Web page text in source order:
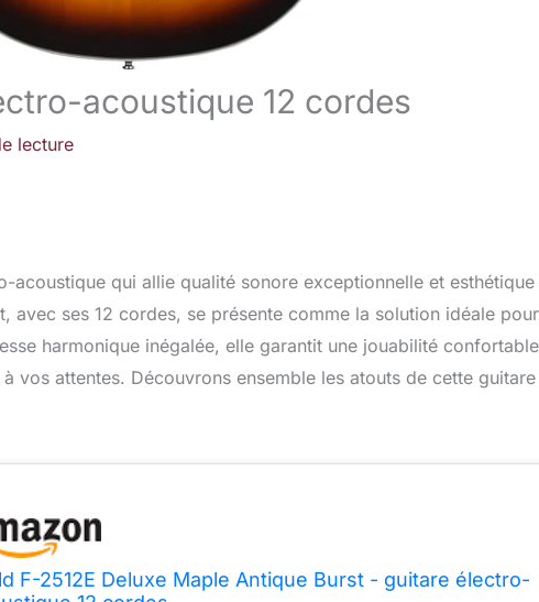
acoustique 12 cordes
lecture
acoustique qui allie qualité sonore exceptionnelle et
avec ses 12 cordes, se présente comme la solution idéale
harmonique inégalée, elle garantit une jouabilité
vos attentes. Découvrons ensemble les atouts de cette
F-2512E Deluxe Maple Antique Burst - guitare électro-